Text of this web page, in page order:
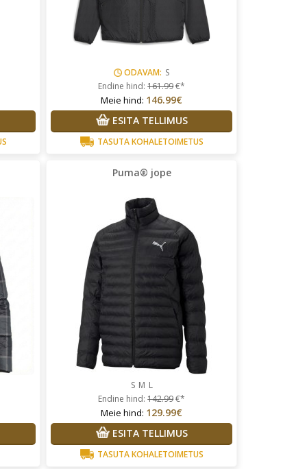
ODAVAM: S
Endine hind:161.99€*
Meie hind: 146.99€
ESITA TELLIMUS
TASUTA KOHALETOIMETUS
Puma® jope
S M L
Endine hind:142.99€*
Meie hind: 129.99€
ESITA TELLIMUS
TASUTA KOHALETOIMETUS